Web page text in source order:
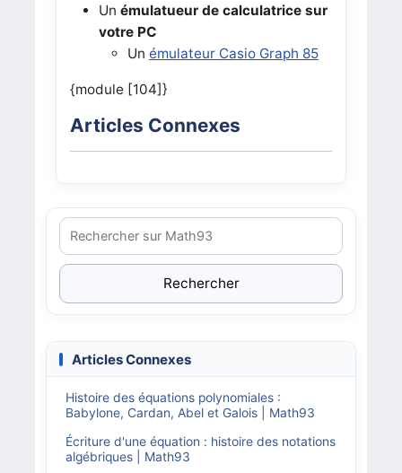
Un émulatueur de calculatrice sur
votre PC
Un émulateur Casio Graph 85
{module [104]}
Articles Connexes
Rechercher
Articles Connexes
Histoire des équations polynomiales :
Babylone, Cardan, Abel et Galois | Math93
Écriture d'une équation : histoire des notations
algébriques | Math93